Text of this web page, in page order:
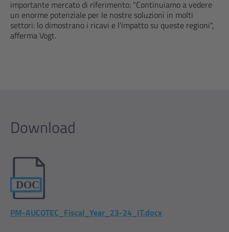
importante mercato di riferimento: "Continuiamo a vedere
un enorme potenziale per le nostre soluzioni in molti
settori: lo dimostrano i ricavi e l'impatto su queste regioni",
afferma Vogt.
Download
PM-AUCOTEC_Fiscal_Year_23-24_IT.docx